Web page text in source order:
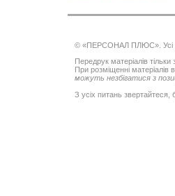
© «ПЕРСОНАЛ ПЛЮС». Усі
Передрук матеріалів тільки
При розміщенні матеріалів
можуть незбігатися з
З усіх питань звертайтеся,